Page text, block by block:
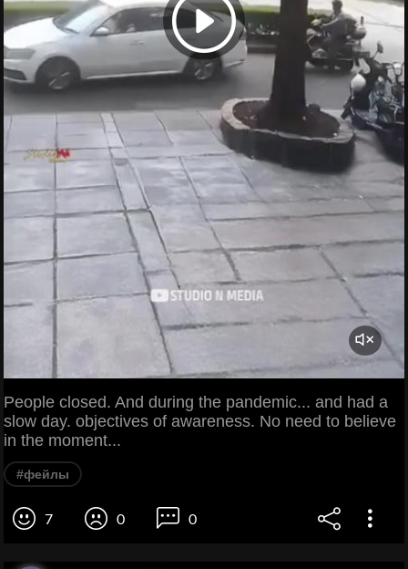
People closed. And during the pandemic... and had a
slow day. objectives of awareness. No need to believe
in the moment...
#фейлы
7 0 0